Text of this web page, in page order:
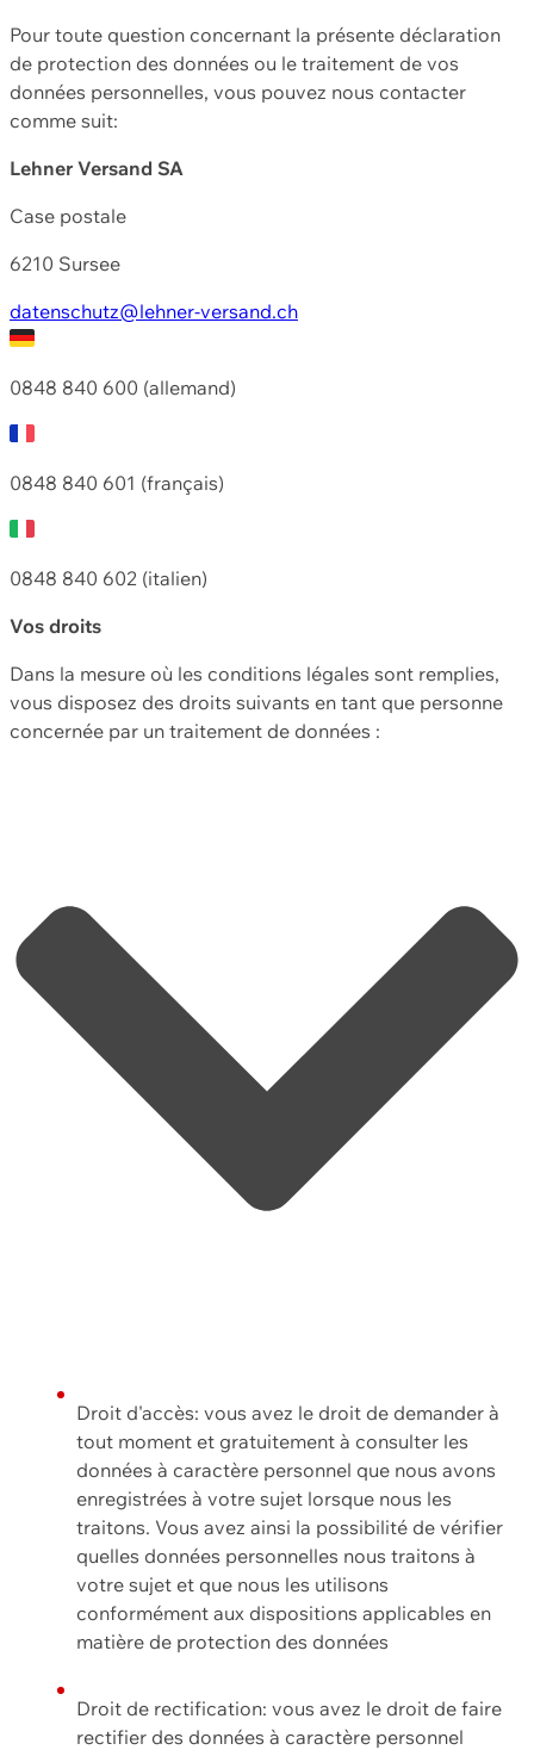
Pour toute question concernant la présente déclaration
de protection des données ou le traitement de vos
données personnelles, vous pouvez nous contacter
comme suit:
Lehner Versand SA
Case postale
6210 Sursee
datenschutz@lehner-versand.ch
0848 840 600 (allemand)
0848 840 601 (français)
0848 840 602 (italien)
Vos droits
Dans la mesure où les conditions légales sont remplies,
vous disposez des droits suivants en tant que personne
concernée par un traitement de données :
Droit d'accès: vous avez le droit de demander à
tout moment et gratuitement à consulter les
données à caractère personnel que nous avons
enregistrées à votre sujet lorsque nous les
traitons. Vous avez ainsi la possibilité de vérifier
quelles données personnelles nous traitons à
votre sujet et que nous les utilisons
conformément aux dispositions applicables en
matière de protection des données
Droit de rectification: vous avez le droit de faire
rectifier des données à caractère personnel